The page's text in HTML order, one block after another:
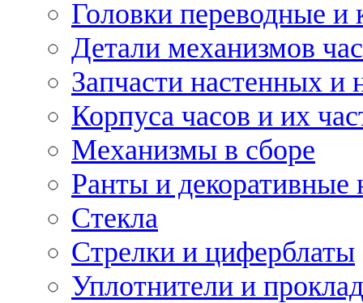
Головки переводные и
Детали механизмов
Запчасти настенных и
Корпуса часов и их
Механизмы в сборе
Ранты и декоративные
Стекла
Стрелки и циферблаты
Уплотнители и